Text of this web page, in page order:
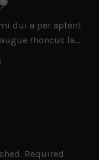
dui a per aptent
rhoncus la...
Required